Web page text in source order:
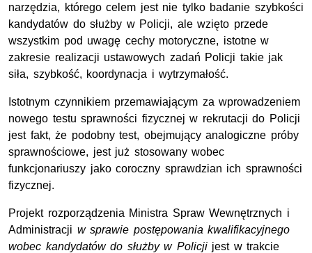
narzędzia, którego celem jest nie tylko badanie szybkości
kandydatów do służby w Policji, ale wzięto przede
wszystkim pod uwagę cechy motoryczne, istotne w
zakresie realizacji ustawowych zadań Policji takie jak
siła, szybkość, koordynacja i wytrzymałość.
Istotnym czynnikiem przemawiającym za wprowadzeniem
nowego testu sprawności fizycznej w rekrutacji do Policji
jest fakt, że podobny test, obejmujący analogiczne próby
sprawnościowe, jest już stosowany wobec
funkcjonariuszy jako coroczny sprawdzian ich sprawności
fizycznej.
Projekt rozporządzenia Ministra Spraw Wewnętrznych i
Administracji w sprawie postępowania kwalifikacyjnego
wobec kandydatów do służby w Policjijest w trakcie